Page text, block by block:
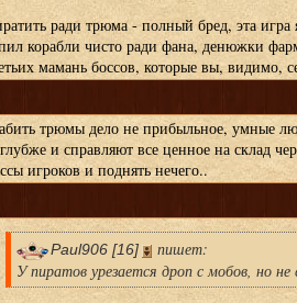
ради трюма - полный бред, эта
корабли чисто ради фана, денюжки
мамань боссов, которые вы, видимо,
трюмы дело не прибыльное, умные
и справляют все ценное на склад
игроков и поднять нечего..
Paul906 [16]
пишет:
У пиратов урезается дроп с мобов, но не